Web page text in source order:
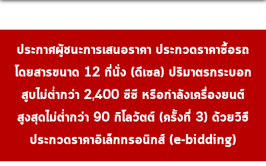
Skip
content
ประกาศผู้ชนะการเสนอราคา ประกวดราคาซื้อรถ
โดยสารขนาด 12 ที่นั่ง (ดีเซล) ปริมาตรกระบอก
สูบไม่ต่ำกว่า 2,400 ซีซี หรือกำลังเครื่องยนต์
สูงสุดไม่ต่ำกว่า 90 กิโลวัตต์ (ครั้งที่ 3) ด้วยวิธี
ประกวดราคาอิเล็กทรอนิกส์ (e-bidding)